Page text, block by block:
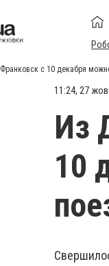
с 10 декабря
11:24, 27
Из
10